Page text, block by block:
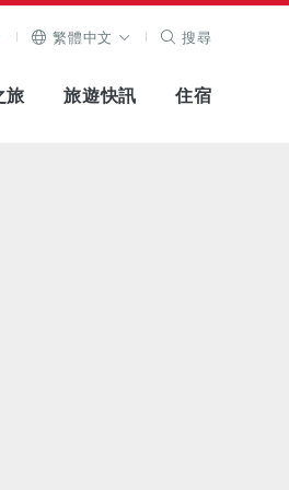
繁體中文 搜尋
旅 旅遊快訊 住宿